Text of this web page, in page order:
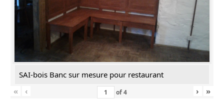
SAI-bois Banc sur mesure pour restaurant
«
‹ of4 › »